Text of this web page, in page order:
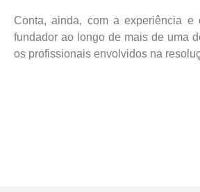
Conta, ainda, com a experiência
fundador ao longo de mais de uma
os profissionais envolvidos na